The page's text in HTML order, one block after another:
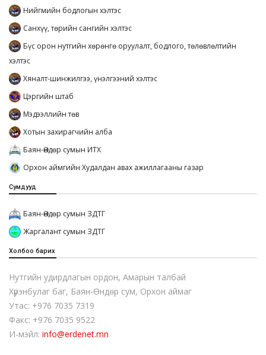
Нийгмийн бодлогын хэлтэс
Санхүү, төрийн сангийн хэлтэс
Бүс орон нутгийн хөрөнгө оруулалт, бодлого, төлөвлөлтийн
хэлтэс
Хяналт-шинжилгээ, үнэлгээний хэлтэс
Цэргийн штаб
Мэдээллийн төв
Хотын захирагчийн алба
Баян-Өндөр сумын ИТХ
Орхон аймгийн Худалдан авах ажиллагааны газар
Сумдууд
Баян-Өндөр сумын ЗДТГ
Жаргалант сумын ЗДТГ
Холбоо барих
Нутгийн удирдлагын ордон, Амарын талбай
Хүрэнбулаг баг, Баян-Өндөр сум, Орхон аймаг
Утас: +976 7035 7319
Факс: +976 7035 9522
И-мэйл: info@erdenet.mn